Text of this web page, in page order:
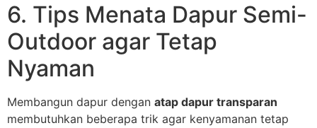
6. Tips Menata Dapur Semi-
Outdoor agar Tetap
Nyaman
Membangun dapur dengan atap dapur transparan
membutuhkan beberapa trik agar kenyamanan tetap